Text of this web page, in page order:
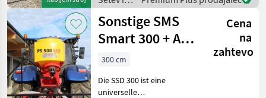
neposredno setev
nega /
Amazone
Sonstige SMS
Smart 300 + APV
PS 500
Direktsaatmaschine
Cena
na
zahtevo
300 cm
Die SSD 300 ist eine
universelle